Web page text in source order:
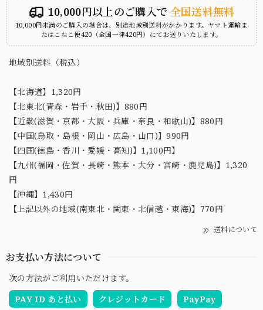
10,000円以上のご購入で 全国送料無料
10,000円未満のご購入の場合は、別途地域別送料がかかります。ヤマト運輸ま
たはこねこ便420（全国一律420円）にてお送りいたします。
地域別送料（税込）
【北海道】1,320円
【北東北(青森・岩手・秋田)】880円
【近畿(滋賀・京都・大阪・兵庫・奈良・和歌山)】880円
【中国(鳥取・島根・岡山・広島・山口)】990円
【四国(徳島・香川・愛媛・高知)】1,100円】
【九州(福岡・佐賀・長崎・熊本・大分・宮崎・鹿児島)】1,320
円
【沖縄】1,430円
【上記以外の地域(南東北・関東・北信越・東海)】770円
送料について
お支払い方法について
次の方法がご利用いただけます。
PAY ID あと払い
クレジットカード PayPay